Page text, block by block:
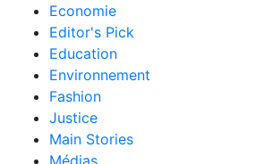
Economie
Editor's Pick
Education
Environnement
Fashion
Justice
Main Stories